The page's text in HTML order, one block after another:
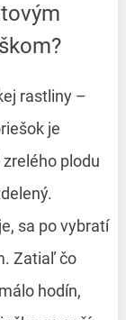
rastliny –
je
plodu
sa po vybratí
Zatiaľ čo
hodín,